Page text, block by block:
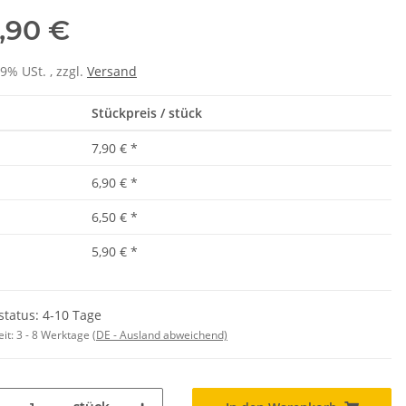
€
USt. , zzgl. Versand
Stückpreis / stück
7,90 € *
6,90 € *
6,50 € *
5,90 € *
4-10 Tage
3 - 8 Werktage (DE - Ausland abweichend)
5010